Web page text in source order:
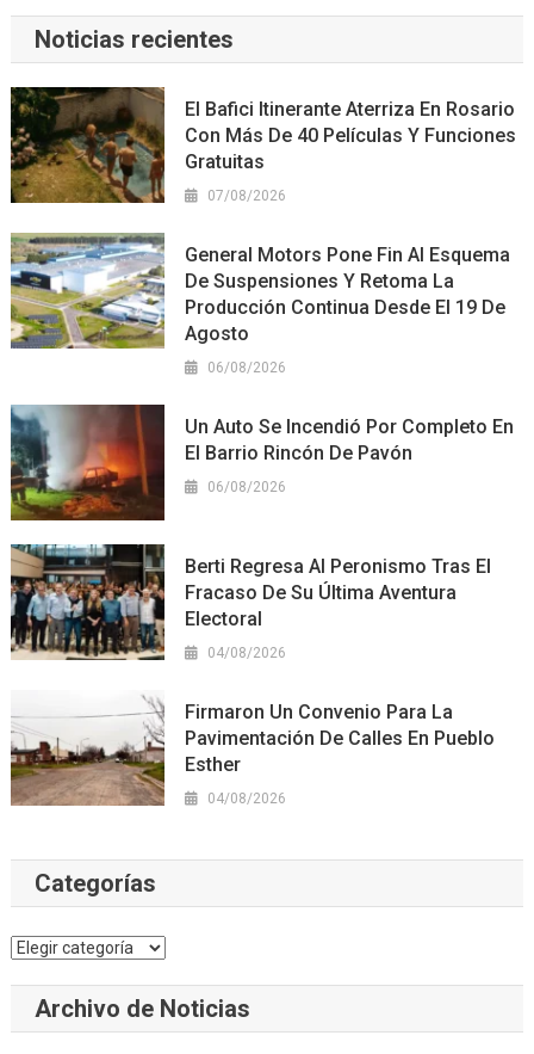
Noticias recientes
El Bafici Itinerante Aterriza En Rosario
Con Más De 40 Películas Y Funciones
Gratuitas
07/08/2026
General Motors Pone Fin Al Esquema
De Suspensiones Y Retoma La
Producción Continua Desde El 19 De
Agosto
06/08/2026
Un Auto Se Incendió Por Completo En
El Barrio Rincón De Pavón
06/08/2026
Berti Regresa Al Peronismo Tras El
Fracaso De Su Última Aventura
Electoral
04/08/2026
Firmaron Un Convenio Para La
Pavimentación De Calles En Pueblo
Esther
04/08/2026
Categorías
Categorías
Archivo de Noticias